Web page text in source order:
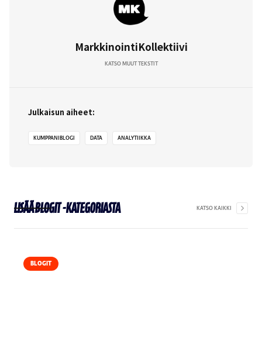
MarkkinointiKollektiivi
KATSO MUUT TEKSTIT
Julkaisun aiheet:
KUMPPANIBLOGI DATA ANALYTIIKKA
LisääBlogit-kategoriasta KATSO KAIKKI
BLOGIT